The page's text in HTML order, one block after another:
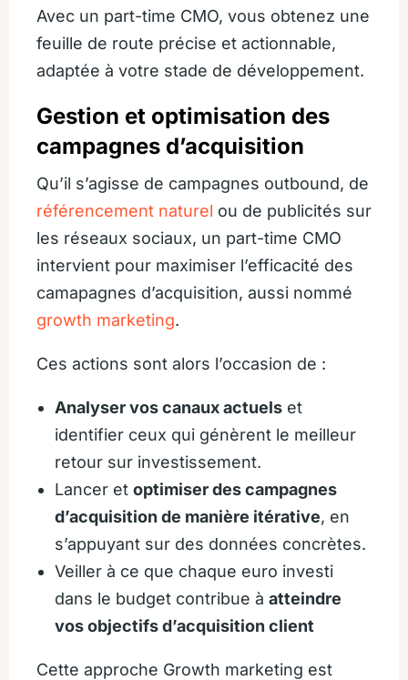
Avec un part-time CMO, vous obtenez une
feuille de route précise et actionnable,
adaptée à votre stade de développement.
Gestion et optimisation des
campagnes d’acquisition
Qu’il s’agisse de campagnes outbound, de
référencement naturel ou de publicités sur
les réseaux sociaux, un part-time CMO
intervient pour maximiser l’efficacité des
camapagnes d’acquisition, aussi nommé
growth marketing.
Ces actions sont alors l’occasion de :
Analyser vos canaux actuels et
identifier ceux qui génèrent le meilleur
retour sur investissement.
Lancer et optimiser des campagnes
d’acquisition de manière itérative, en
s’appuyant sur des données concrètes.
Veiller à ce que chaque euro investi
dans le budget contribue à atteindre
vos objectifs d’acquisition client
Cette approche Growth marketing est